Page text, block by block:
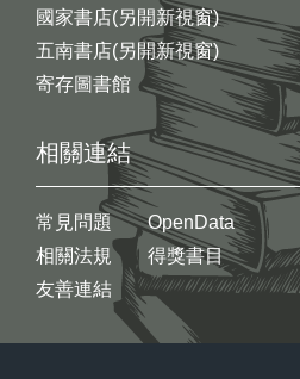
國家書店(另開新視窗)
五南書店(另開新視窗)
寄存圖書館
相關連結
常見問題
相關法規
友善連結
OpenData
得獎書目